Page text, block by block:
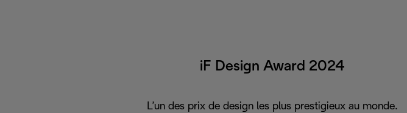
iF Design Award 2024
L’un des prix de design les plus prestigieux au monde.